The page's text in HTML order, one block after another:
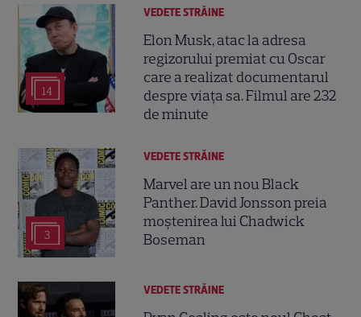
14
VEDETE STRĂINE
Elon Musk, atac la adresa
regizorului premiat cu Oscar
care a realizat documentarul
despre viața sa. Filmul are 232
de minute
3
VEDETE STRĂINE
Marvel are un nou Black
Panther. David Jonsson preia
moștenirea lui Chadwick
Boseman
VEDETE STRĂINE